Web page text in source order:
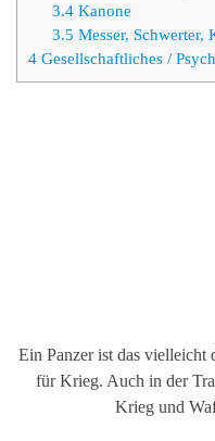
3.4 Kanone
3.5 Messer, Schwerter,
4 Gesellschaftliches /
Ein Panzer ist das vielleicht
für Krieg. Auch in der
Krieg und